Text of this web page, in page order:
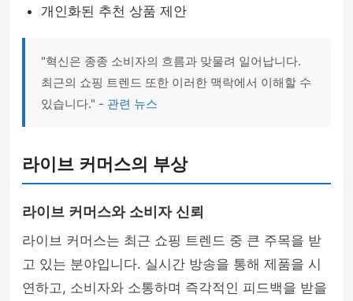
개인화된 추천 상품 제안
"혁신은 종종 소비자의 흐름과 맞물려 일어납니다.
최근의 쇼핑 트렌드 또한 이러한 맥락에서 이해할 수
있습니다." - 관련 뉴스
라이브 커머스의 부상
라이브 커머스와 소비자 신뢰
라이브 커머스는 최근 쇼핑 트렌드 중 큰 주목을 받
고 있는 분야입니다. 실시간 방송을 통해 제품을 시
연하고, 소비자와 소통하며 즉각적인 피드백을 받을